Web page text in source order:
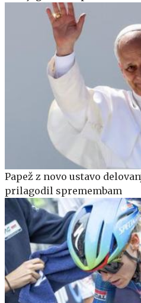
Papež z novo ustavo
prilagodil spremembam